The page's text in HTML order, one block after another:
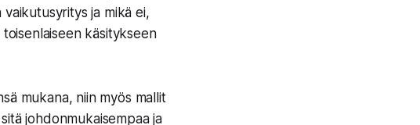
vaikutusyritys ja mikä ei,
käsitykseen
mukana, niin myös mallit
johdonmukaisempaa ja